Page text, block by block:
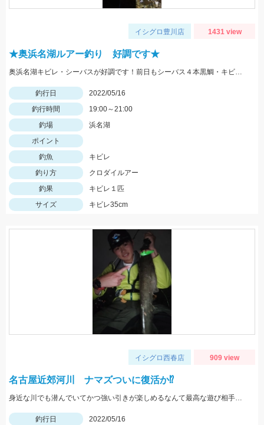
イシグロ豊川店 1431 view
★奥浜名湖ルアー釣り 好調です★
奥浜名湖キビレ・シーバスが好調です！前日もシーバス４本黒鯛・キビレ２本と釣果がありました！
釣行日
2022/05/16
釣行時間
19:00～21:00
釣場
浜名湖
ポイント
釣魚
キビレ
釣り方
クロダイルアー
釣果
キビレ１匹
サイズ
キビレ35cm
イシグロ西春店 909 view
名古屋近郊河川 ナマズついに復活か⁉
身近な川でも潜んでいてかつ強い引きが楽しめるなんて最高な遊び相手です！
釣行日 2022/05/16